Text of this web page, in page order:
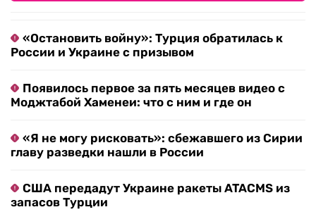
«Остановить войну»: Турция обратилась к
России и Украине с призывом
Появилось первое за пять месяцев видео с
Моджтабой Хаменеи: что с ним и где он
«Я не могу рисковать»: сбежавшего из Сирии
главу разведки нашли в России
США передадут Украине ракеты ATACMS из
запасов Турции